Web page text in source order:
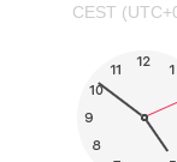
CEST